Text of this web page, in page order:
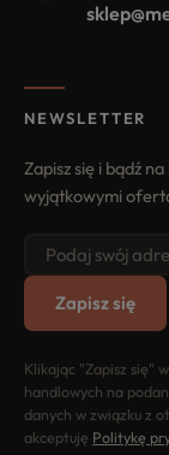
NEWSLETTER
Zapisz się i bądź
wyjątkowymi
Zapisz się
Klikając "Zapisz się"
handlowych na
danych w związku z
akceptuję Politykę